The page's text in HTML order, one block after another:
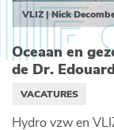
VLIZ | Nick
Oceaan en
de Dr.
VACATURES
Hydro vzw en